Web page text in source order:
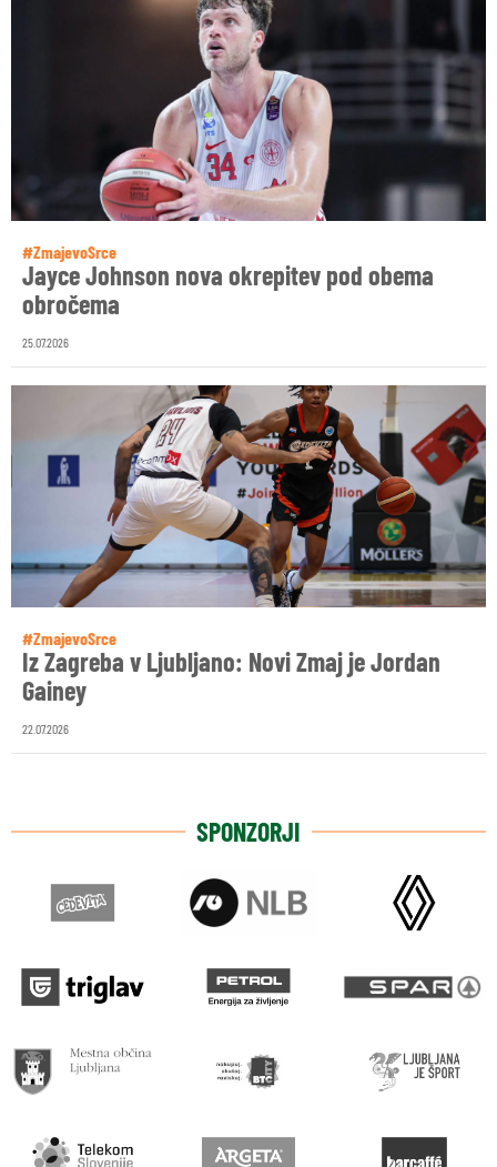
#ZmajevoSrce
Jayce Johnson nova okrepitev pod obema
obročema
25.07.2026
#ZmajevoSrce
Iz Zagreba v Ljubljano: Novi Zmaj je Jordan
Gainey
22.07.2026
SPONZORJI